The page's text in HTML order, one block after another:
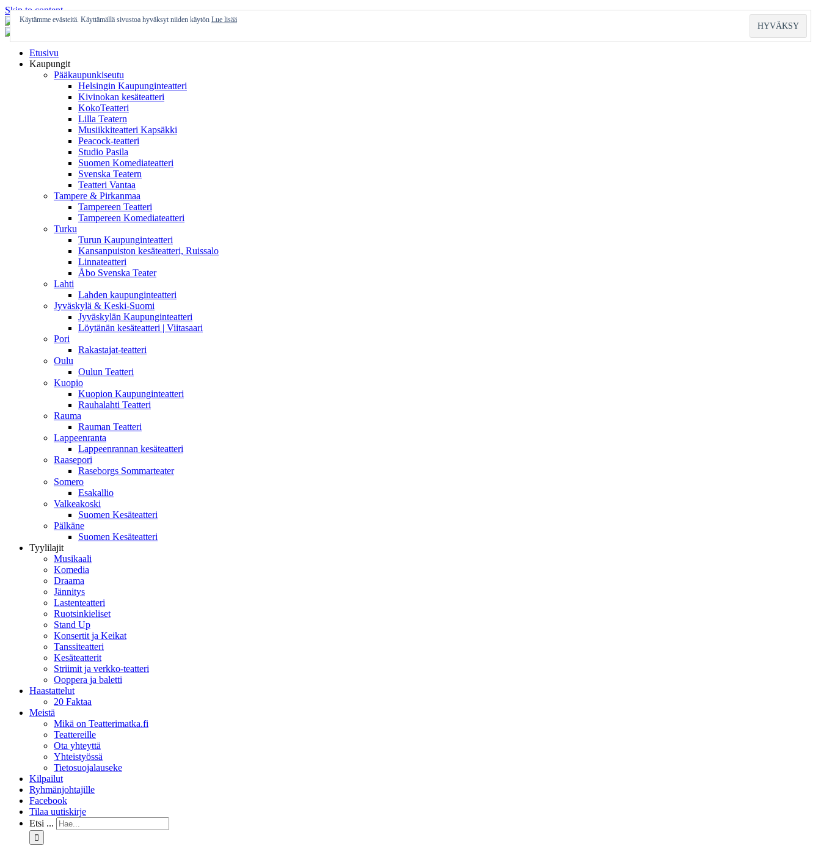
Skip to content
Etusivu
Kaupungit
Pääkaupunkiseutu
Helsingin Kaupunginteatteri
Kivinokan kesäteatteri
KokoTeatteri
Lilla Teatern
Musiikkiteatteri Kapsäkki
Peacock-teatteri
Studio Pasila
Suomen Komediateatteri
Svenska Teatern
Teatteri Vantaa
Tampere & Pirkanmaa
Tampereen Teatteri
Tampereen Komediateatteri
Turku
Turun Kaupunginteatteri
Kansanpuiston kesäteatteri, Ruissalo
Linnateatteri
Åbo Svenska Teater
Lahti
Lahden kaupunginteatteri
Jyväskylä & Keski-Suomi
Jyväskylän Kaupunginteatteri
Löytänän kesäteatteri | Viitasaari
Pori
Rakastajat-teatteri
Oulu
Oulun Teatteri
Kuopio
Kuopion Kaupunginteatteri
Rauhalahti Teatteri
Rauma
Rauman Teatteri
Lappeenranta
Lappeenrannan kesäteatteri
Raasepori
Raseborgs Sommarteater
Somero
Esakallio
Valkeakoski
Suomen Kesäteatteri
Pälkäne
Suomen Kesäteatteri
Tyylilajit
Musikaali
Komedia
Draama
Jännitys
Lastenteatteri
Ruotsinkieliset
Stand Up
Konsertit ja Keikat
Tanssiteatteri
Kesäteatterit
Striimit ja verkko-teatteri
Ooppera ja baletti
Haastattelut
20 Faktaa
Meistä
Mikä on Teatterimatka.fi
Teattereille
Ota yhteyttä
Yhteistyössä
Tietosuojalauseke
Kilpailut
Ryhmänjohtajille
Facebook
Tilaa uutiskirje
Etsi ...
Käytämme evästeitä. Käyttämällä sivustoa hyväksyt niiden käytön Lue lisää